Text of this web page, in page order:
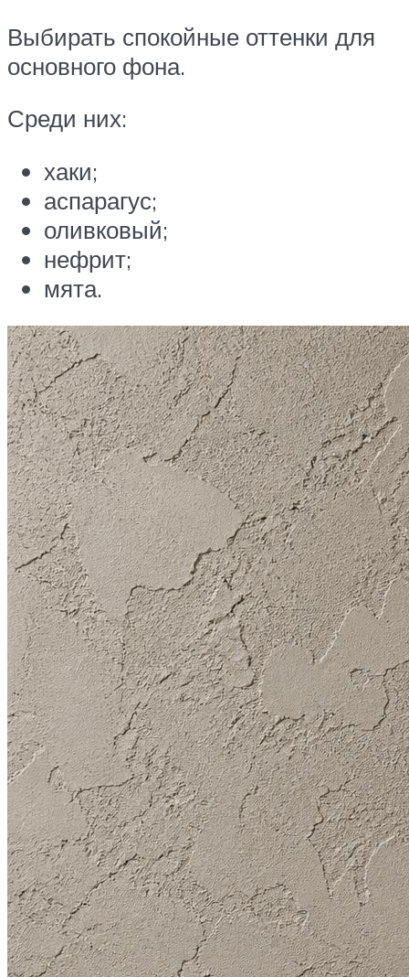
Выбирать спокойные оттенки для
основного фона.
Среди них:
хаки;
аспарагус;
оливковый;
нефрит;
мята.